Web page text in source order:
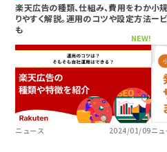
楽天広告の種類、仕組み、費用をわか
りやすく解説。運用のコツや設定方法
も
NEW!
ニュース 2024/01/09
小
ー
ニュ